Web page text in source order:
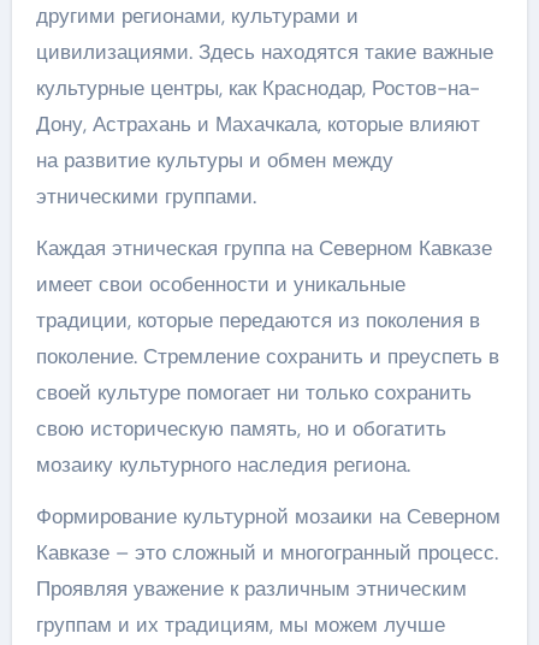
другими регионами, культурами и
цивилизациями. Здесь находятся такие важные
культурные центры, как Краснодар, Ростов-на-
Дону, Астрахань и Махачкала, которые влияют
на развитие культуры и обмен между
этническими группами.
Каждая этническая группа на Северном Кавказе
имеет свои особенности и уникальные
традиции, которые передаются из поколения в
поколение. Стремление сохранить и преуспеть в
своей культуре помогает ни только сохранить
свою историческую память, но и обогатить
мозаику культурного наследия региона.
Формирование культурной мозаики на Северном
Кавказе – это сложный и многогранный процесс.
Проявляя уважение к различным этническим
группам и их традициям, мы можем лучше